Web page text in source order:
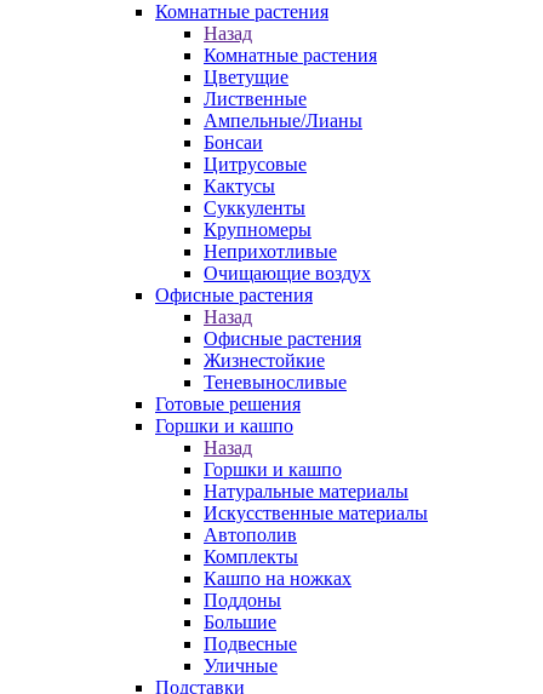
Комнатные растения
Назад
Комнатные растения
Цветущие
Лиственные
Ампельные/Лианы
Бонсаи
Цитрусовые
Кактусы
Суккуленты
Крупномеры
Неприхотливые
Очищающие воздух
Офисные растения
Назад
Офисные растения
Жизнестойкие
Теневыносливые
Готовые решения
Горшки и кашпо
Назад
Горшки и кашпо
Натуральные материалы
Искусственные материалы
Автополив
Комплекты
Кашпо на ножках
Поддоны
Большие
Подвесные
Уличные
Подставки